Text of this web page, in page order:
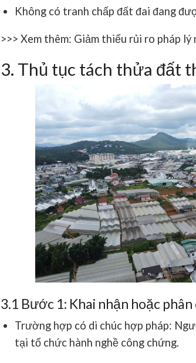
Không có tranh chấp đất đai đang
>>> Xem thêm: Giảm thiểu rủi ro pháp lý
3. Thủ tục tách thửa đất
3.1 Bước 1: Khai nhận hoặc
Trường hợp có di chúc hợp pháp:
tại tổ chức hành nghề công chứng.